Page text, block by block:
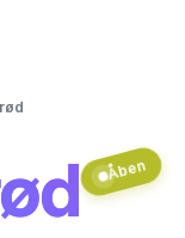
Åben